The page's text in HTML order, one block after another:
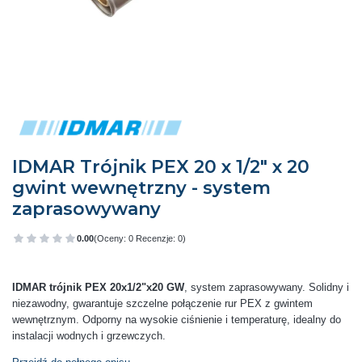
IDMAR Trójnik PEX 20 x 1/2" x 20
gwint wewnętrzny - system
zaprasowywany
0.00(Oceny: 0 Recenzje: 0)
Przejdź do sekcji Opinie
IDMAR trójnik PEX 20x1/2"x20 GW, system zaprasowywany. Solidny i
niezawodny, gwarantuje szczelne połączenie rur PEX z gwintem
wewnętrznym. Odporny na wysokie ciśnienie i temperaturę, idealny do
instalacji wodnych i grzewczych.